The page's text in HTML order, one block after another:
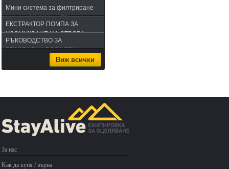
Мини система за филтриране
на вода Mini Water Filter
ЕКСТРАКТОР ПОМПА ЗА
ИЗСМУКВАНЕ НА ОТРОВА -
комплект за извличане на
РЪКОВОДСТВО ЗА
БЕЗОПАСНА ВОДА ПРИ
Виж всички
За нас
Kак да купя / върна